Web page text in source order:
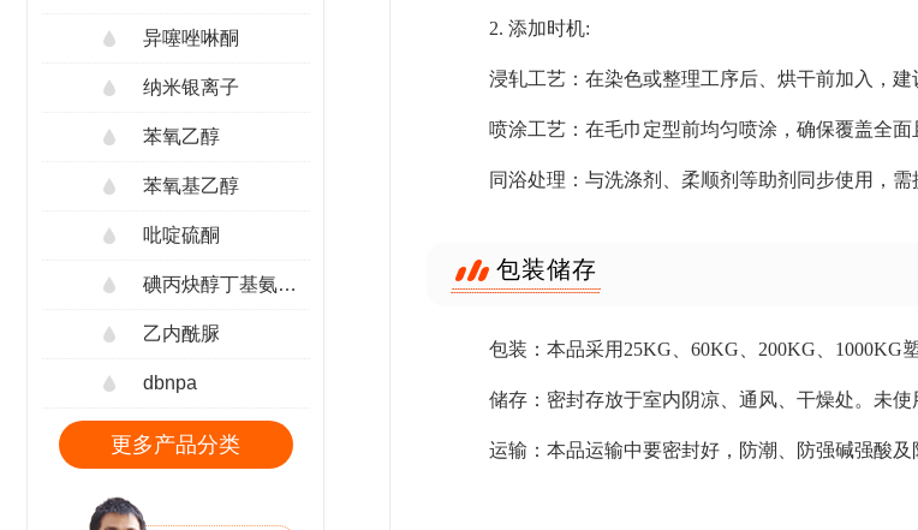
异噻唑啉酮
纳米银离子
苯氧乙醇
苯氧基乙醇
吡啶硫酮
碘丙炔醇丁基氨甲酸酯
乙内酰脲
dbnpa
更多产品分类
2. 添加时机:
浸轧工艺：在染色或整理工序后、烘干前加入，建
喷涂工艺：在毛巾定型前均匀喷涂，确保覆盖全面
同浴处理：与洗涤剂、柔顺剂等助剂同步使用，需
包装储存
包装：本品采用25KG、60KG、200KG、1000KG
储存：密封存放于室内阴凉、通风、干燥处。未
运输：本品运输中要密封好，防潮、防强碱强酸及